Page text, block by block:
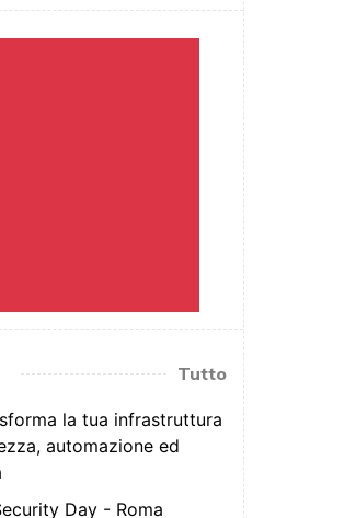
Tutto
la tua infrastruttura
automazione ed
Day - Roma